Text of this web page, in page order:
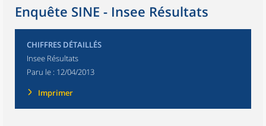
Enquête SINE - Insee Résultats
CHIFFRES DÉTAILLÉS
Insee Résultats
Paru le : 12/04/2013
Imprimer